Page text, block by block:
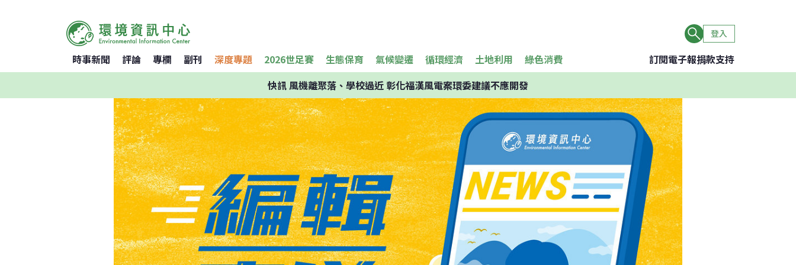
登入
時事新聞 評論 專欄 副刊 深度專題 2026世足賽 生態保育 氣候變遷 循環經濟 土地利用 綠色消費 訂閱電子報捐款支持
快訊風機離聚落、學校過近 彰化福漢風電案環委建議不應開發